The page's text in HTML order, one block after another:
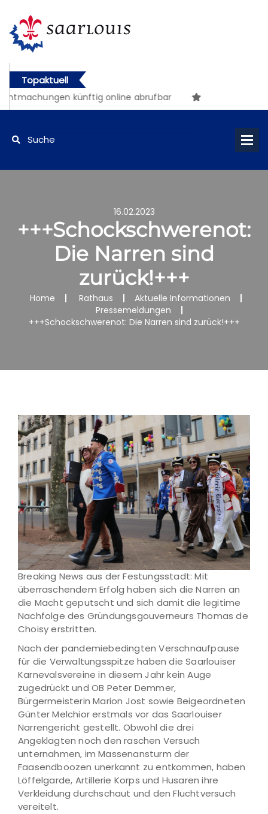
Topaktuell
künftig online abrufbar
16.02.2023
+++Schockschwerenot:
Die Narren sind
zurück!+++
Home Rathaus
Aktuelle Informationen
Pressemeldungen
+++Schockschwerenot: Die Narren sind zurück!+++
Breaking News aus der Festungsstadt: Mit
überraschendem Erfolg haben sich die Narren an
die Macht geputscht und sich damit die legitime
Nachfolge des Gründungsgouverneurs Thomas de
Choisy erstritten.
Nach der pandemiebedingten Verschnaufpause
für die Verwaltungsspitze haben die Saarlouiser
Karnevalsvereine in diesem Jahr kein Auge
zugedrückt und OB Peter Demmer,
Bürgermeisterin Marion Jost sowie Beigeordneten
Günter Melchior erstmals vor das Saarlouiser
Narrengericht gestellt. Obwohl die drei
Angeklagten noch den raschen Versuch
unternahmen, im Massenansturm der
Faasendboozen unerkannt zu entkommen, haben
Löffelgarde, Artillerie Korps und Husaren ihre
Verkleidung durchschaut und den Fluchtversuch
vereitelt.